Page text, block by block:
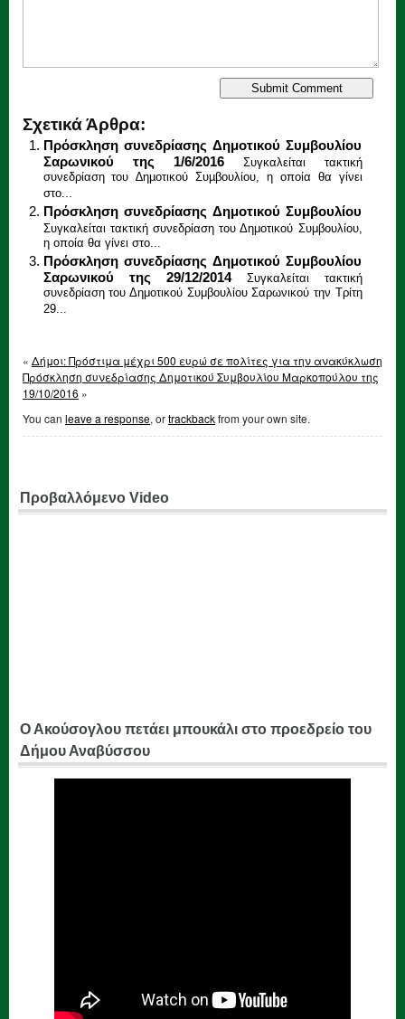
Σχετικά Άρθρα:
Πρόσκληση συνεδρίασης Δημοτικού Συμβουλίου
Σαρωνικού της 1/6/2016
Συγκαλείται τακτική
συνεδρίαση του ∆ηµοτικού Συµβουλίου, η οποία θα γίνει
στο...
Πρόσκληση συνεδρίασης Δημοτικού Συμβουλίου
Συγκαλείται τακτική συνεδρίαση του Δημοτικού Συμβουλίου,
η οποία θα γίνει στο...
Πρόσκληση συνεδρίασης Δημοτικού Συμβουλίου
Σαρωνικού της 29/12/2014
Συγκαλείται τακτική
συνεδρίαση του Δημοτικού Συμβουλίου Σαρωνικού την Τρίτη
29...
« Δήμοι: Πρόστιμα μέχρι 500 ευρώ σε πολίτες για την ανακύκλωση
Πρόσκληση συνεδρίασης Δημοτικού Συμβουλίου Μαρκοπούλου της
19/10/2016 »
You can leave a response, ortrackbackfrom your own site.
Προβαλλόμενο Video
Ο Ακούσογλου πετάει μπουκάλι στο προεδρείο του
Δήμου Αναβύσσου